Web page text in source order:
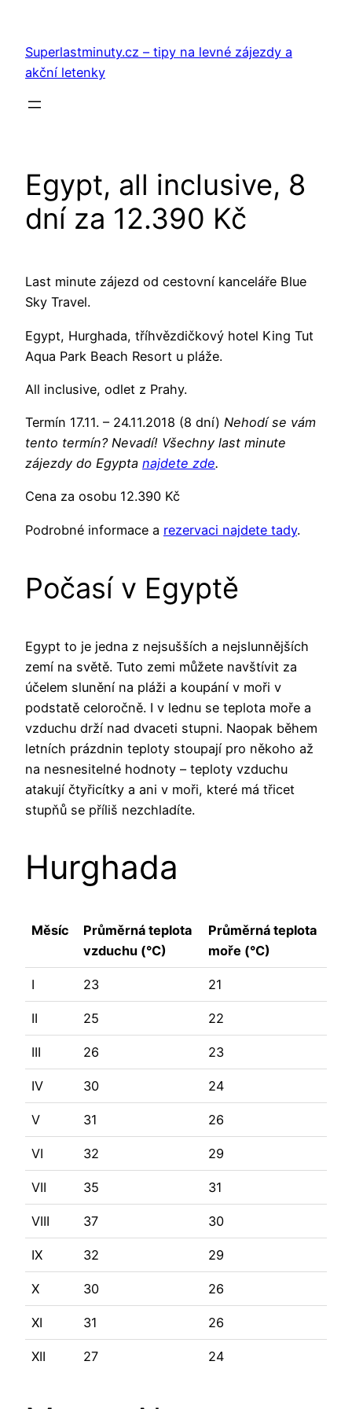
obsah
Superlastminuty.cz – tipy na levné zájezdy a
akční letenky
Egypt, all inclusive, 8
dní za 12.390 Kč
Last minute zájezd od cestovní kanceláře Blue
Sky Travel.
Egypt, Hurghada, tříhvězdičkový hotel King Tut
Aqua Park Beach Resort u pláže.
All inclusive, odlet z Prahy.
Termín 17.11. – 24.11.2018 (8 dní) Nehodí se vám
tento termín? Nevadí! Všechny last minute
zájezdy do Egypta najdete zde.
Cena za osobu 12.390 Kč
Podrobné informace a rezervaci najdete tady.
Počasí v Egyptě
Egypt to je jedna z nejsušších a nejslunnějších
zemí na světě. Tuto zemi můžete navštívit za
účelem slunění na pláži a koupání v moři v
podstatě celoročně. I v lednu se teplota moře a
vzduchu drží nad dvaceti stupni. Naopak během
letních prázdnin teploty stoupají pro někoho až
na nesnesitelné hodnoty – teploty vzduchu
atakují čtyřicítky a ani v moři, které má třicet
stupňů se příliš nezchladíte.
Hurghada
Měsíc
Průměrná teplota
vzduchu (°C)
Průměrná teplota
moře (°C)
I 23 21
II 25 22
III 26 23
IV 30 24
V 31 26
VI 32 29
VII 35 31
VIII 37 30
IX 32 29
X 30 26
XI 31 26
XII 27 24